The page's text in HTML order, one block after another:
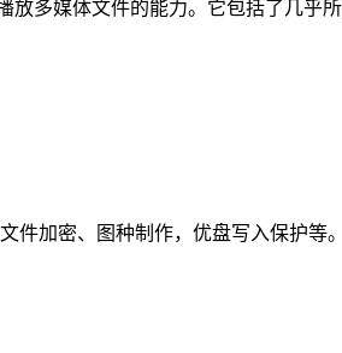
放多媒体文件的能力。它包括了几乎
件加密、图种制作，优盘写入保护等